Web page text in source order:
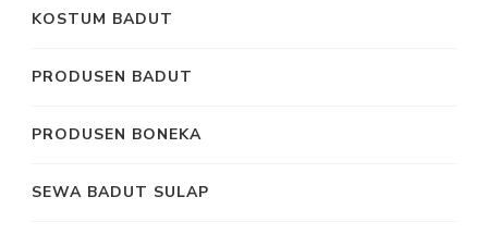
KOSTUM BADUT
PRODUSEN BADUT
PRODUSEN BONEKA
SEWA BADUT SULAP